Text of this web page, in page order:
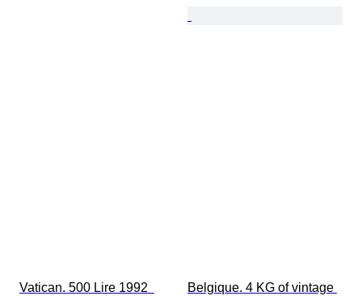
Vatican. 500 Lire 1992
Belgique. 4 KG of vintage